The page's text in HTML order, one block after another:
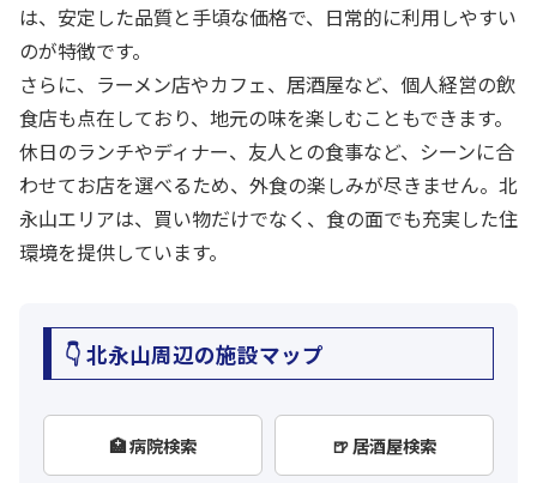
は、安定した品質と手頃な価格で、日常的に利用しやすい
のが特徴です。
さらに、ラーメン店やカフェ、居酒屋など、個人経営の飲
食店も点在しており、地元の味を楽しむこともできます。
休日のランチやディナー、友人との食事など、シーンに合
わせてお店を選べるため、外食の楽しみが尽きません。北
永山エリアは、買い物だけでなく、食の面でも充実した住
環境を提供しています。
👇 北永山周辺の施設マップ
🏥 病院検索 🍺 居酒屋検索